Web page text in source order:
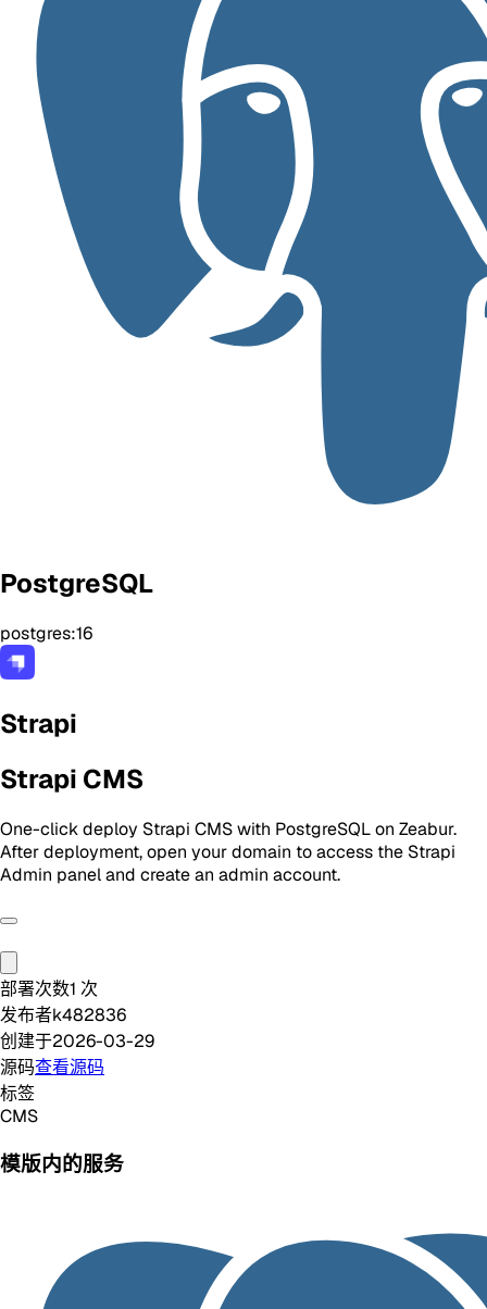
PostgreSQL
postgres:16
Strapi
Strapi CMS
One-click deploy Strapi CMS with PostgreSQL on Zeabur.
After deployment, open your domain to access the Strapi
Admin panel and create an admin account.
部署次数1 次
发布者k482836
创建于2026-03-29
源码查看源码
标签
CMS
模版内的服务